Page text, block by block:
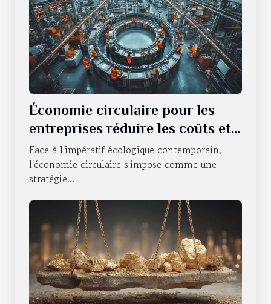
Économie circulaire pour les
entreprises réduire les coûts et
l'impact environnemental
Face à l'impératif écologique contemporain,
l'économie circulaire s'impose comme une
stratégie...